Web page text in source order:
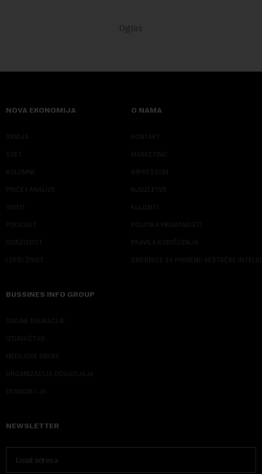
NOVA EKONOMIJA
SRBIJA
SVET
KOLUMNE
PRIČE I ANALIZE
VIDEO
PODCAST
ODRŽIVOST
LEPŠI ŽIVOT
O NAMA
KONTAKT
MARKETING
IMPRESSUM
NJUZLETER
KLIJENTI
POLITIKA PRIVATNOSTI
PRAVILA KORIŠĆENJA
SMERNICE ZA PRIMENU VEŠTAČKE
BUSSINES INFO GROUP
ONLINE EDUKACIJE
IZDAVAŠTVO
MEDIJSKE OBUKE
ORGANIZACIJA DOGADJAJA
EKONOM I JA
NEWSLETTER